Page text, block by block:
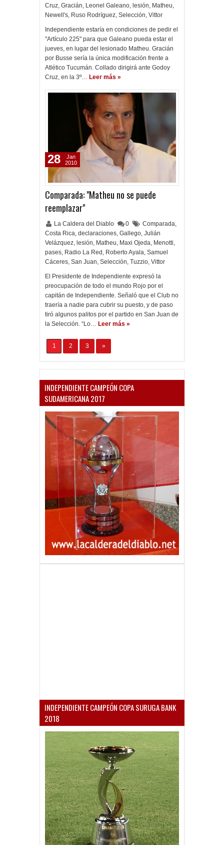
Cruz, Gracián, Leonel Galeano, lesión, Matheu,
Newell's, Ruso Rodríguez, Selección, Vittor
Independiente estaría en condiciones de pedir el
"Artículo 225" para que Galeano pueda estar el
jueves, en lugar del lesionado Matheu. Gracián
por Busse sería la única modificación frente a
Atlético Tucumán. Collado dirigirá ante Godoy
Cruz, en la 3º… Leer más »
Comparada: "Matheu no se puede
reemplazar"
La Caldera del Diablo 0 Comparada,
Costa Rica, declaraciones, Gallego, Julián
Velázquez, lesión, Matheu, Maxi Ojeda, Menotti,
pases, Radio La Red , Roberto Ayala, Samuel
Cáceres, San Juan, Selección, Tuzzio, Vittor
El Presidente de Independiente expresó la
preocupación de todo el mundo Rojo por el
capitán de Independiente. Señaló que el Club no
traería a nadie para cubrir su puesto, y de paso
tiró algunos palitos por el partido en San Juan de
la Selección. “Lo… Leer más »
28
Jan
2010
1 2 3 »
INDEPENDIENTE CAMPEÓN COPA
SUDAMERICANA 2017
INDEPENDIENTE CAMPEÓN COPA SURUGA BANK
2018